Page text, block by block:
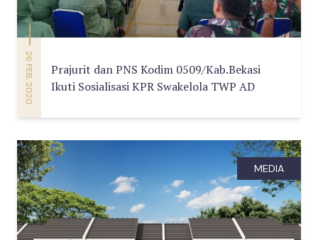
26 FEB, 2020
Prajurit dan PNS Kodim 0509/Kab.Bekasi
Ikuti Sosialisasi KPR Swakelola TWP AD
MEDIA